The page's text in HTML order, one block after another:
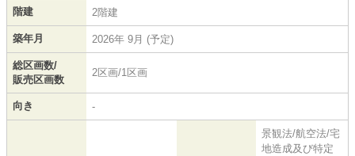
階建 2階建
築年月 2026年 9月 (予定)
総区画数/
販売区画数
2区画/1区画
向き -
景観法/航空法/宅
地造成及び特定